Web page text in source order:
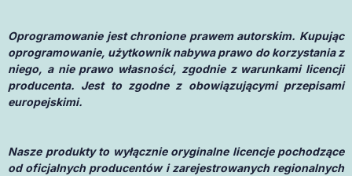
Oprogramowanie jest chronione prawem autorskim. Kupując
oprogramowanie, użytkownik nabywa prawo do korzystania z
niego, a nie prawo własności, zgodnie z warunkami licencji
producenta. Jest to zgodne z obowiązującymi przepisami
europejskimi.
Nasze produkty to wyłącznie oryginalne licencje pochodzące
od oficjalnych producentów i zarejestrowanych regionalnych